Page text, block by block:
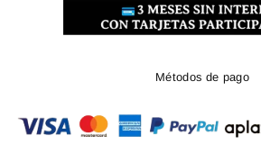
Métodos de pago